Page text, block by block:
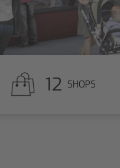
12 SHOPS